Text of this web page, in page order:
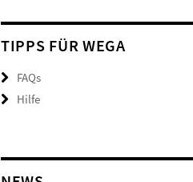
TIPPS FÜR WEGA
FAQs
Hilfe